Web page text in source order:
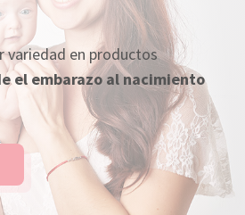
variedad en productos
el embarazo al nacimiento